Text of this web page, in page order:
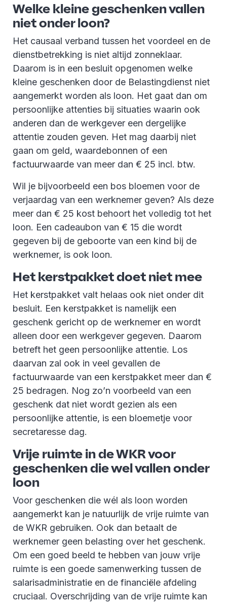
Welke kleine geschenken vallen
niet onder loon?
Het causaal verband tussen het voordeel en de
dienstbetrekking is niet altijd zonneklaar.
Daarom is in een besluit opgenomen welke
kleine geschenken door de Belastingdienst niet
aangemerkt worden als loon. Het gaat dan om
persoonlijke attenties bij situaties waarin ook
anderen dan de werkgever een dergelijke
attentie zouden geven. Het mag daarbij niet
gaan om geld, waardebonnen of een
factuurwaarde van meer dan € 25 incl. btw.
Wil je bijvoorbeeld een bos bloemen voor de
verjaardag van een werknemer geven? Als deze
meer dan € 25 kost behoort het volledig tot het
loon. Een cadeaubon van € 15 die wordt
gegeven bij de geboorte van een kind bij de
werknemer, is ook loon.
Het kerstpakket doet niet mee
Het kerstpakket valt helaas ook niet onder dit
besluit. Een kerstpakket is namelijk een
geschenk gericht op de werknemer en wordt
alleen door een werkgever gegeven. Daarom
betreft het geen persoonlijke attentie. Los
daarvan zal ook in veel gevallen de
factuurwaarde van een kerstpakket meer dan €
25 bedragen. Nog zo’n voorbeeld van een
geschenk dat niet wordt gezien als een
persoonlijke attentie, is een bloemetje voor
secretaresse dag.
Vrije ruimte in de WKR voor
geschenken die wel vallen onder
loon
Voor geschenken die wél als loon worden
aangemerkt kan je natuurlijk de vrije ruimte van
de WKR gebruiken. Ook dan betaalt de
werknemer geen belasting over het geschenk.
Om een goed beeld te hebben van jouw vrije
ruimte is een goede samenwerking tussen de
salarisadministratie en de financiële afdeling
cruciaal. Overschrijding van de vrije ruimte kan